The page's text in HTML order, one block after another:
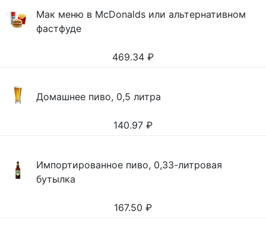
Мак меню в McDonalds или альтернативном
фастфуде
469.34 ₽
Домашнее пиво, 0,5 литра
140.97 ₽
Импортированное пиво, 0,33-литровая
бутылка
167.50 ₽